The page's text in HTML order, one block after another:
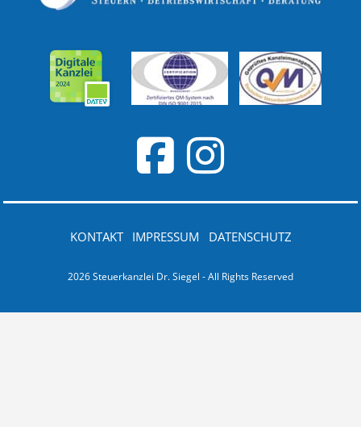
2026 Steuerkanzlei Dr. Siegel - All Rights Reserved
KONTAKT IMPRESSUM DATENSCHUTZ